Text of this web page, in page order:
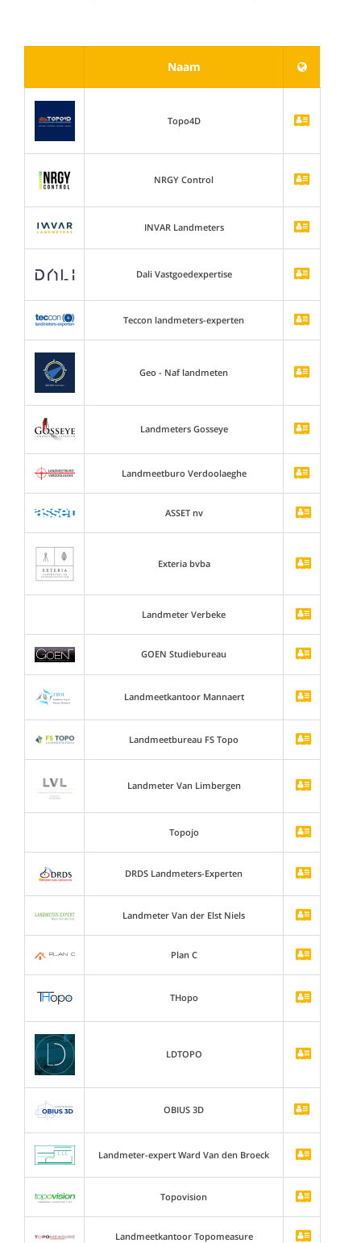
Naam
Topo4D
NRGY Control
INVAR Landmeters
Dali Vastgoedexpertise
Teccon landmeters-experten
Geo - Naf landmeten
Landmeters Gosseye
Landmeetburo Verdoolaeghe
ASSET nv
Exteria bvba
Landmeter Verbeke
GOEN Studiebureau
Landmeetkantoor Mannaert
Landmeetbureau FS Topo
Landmeter Van Limbergen
Topojo
DRDS Landmeters-Experten
Landmeter Van der Elst Niels
Plan C
THopo
LDTOPO
OBIUS 3D
Landmeter-expert Ward Van den Broeck
Topovision
Landmeetkantoor Topomeasure